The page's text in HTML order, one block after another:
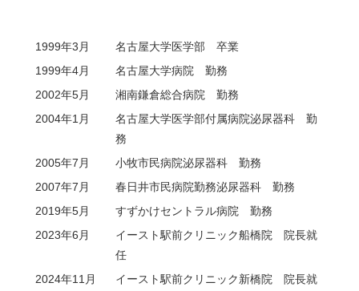
1999年3月
名古屋大学医学部 卒業
1999年4月
名古屋大学病院 勤務
2002年5月
湘南鎌倉総合病院 勤務
2004年1月
名古屋大学医学部付属病院泌尿器科 勤
務
2005年7月
小牧市民病院泌尿器科 勤務
2007年7月
春日井市民病院勤務泌尿器科 勤務
2019年5月
すずかけセントラル病院 勤務
2023年6月
イースト駅前クリニック船橋院 院長就
任
2024年11月
イースト駅前クリニック新橋院 院長就